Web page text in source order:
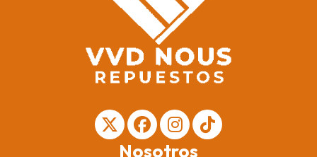
Nosotros